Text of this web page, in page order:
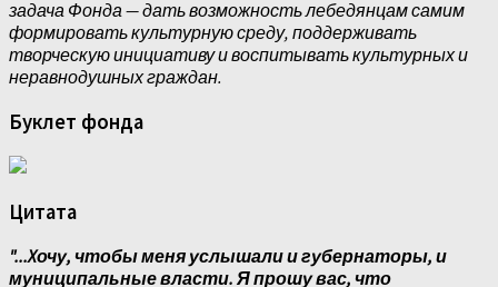
задача Фонда — дать возможность лебедянцам самим
формировать культурную среду, поддерживать
творческую инициативу и воспитывать культурных и
неравнодушных граждан.
Буклет фонда
Цитата
"...Xочу, чтобы меня услышали и губернаторы, и
муниципальные власти. Я прошу вас, что